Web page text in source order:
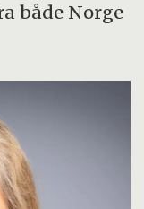
både Norge